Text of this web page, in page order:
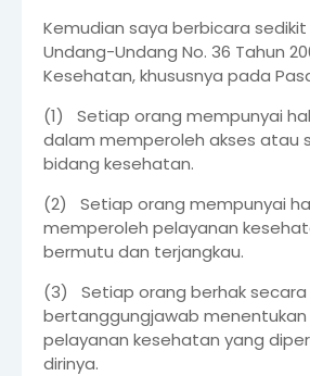
Kemudian saya berbicara
Undang-Undang No. 36 Tahun
Kesehatan, khususnya pada
(1) Setiap orang mempunyai
dalam memperoleh akses atau
bidang kesehatan.
(2) Setiap orang mempunyai
memperoleh pelayanan
bermutu dan terjangkau.
(3) Setiap orang berhak secara
bertanggungjawab menentukan
pelayanan kesehatan yang
dirinya.